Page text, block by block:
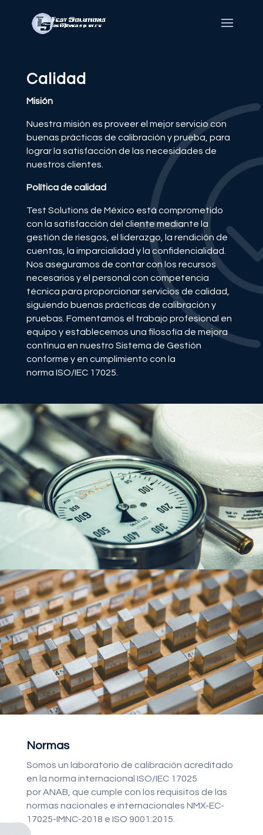
Calidad
Misión
Nuestra misión es proveer el mejor servicio con
buenas prácticas de calibración y prueba, para
lograr la satisfacción de las necesidades de
nuestros clientes.
Política de calidad
Test Solutions de México está comprometido
con la satisfacción del cliente mediante la
gestión de riesgos, el liderazgo, la rendición de
cuentas, la imparcialidad y la confidencialidad.
Nos aseguramos de contar con los recursos
necesarios y el personal con competencia
técnica para proporcionar servicios de calidad,
siguiendo buenas prácticas de calibración y
pruebas. Fomentamos el trabajo profesional en
equipo y establecemos una filosofía de mejora
continua en nuestro Sistema de Gestión
conforme y en cumplimiento con la
norma ISO/IEC 17025.
Normas
Somos un laboratorio de calibración acreditado
en la norma internacional ISO/IEC 17025
por ANAB, que cumple con los requisitos de las
normas nacionales e internacionales NMX-EC-
17025-IMNC-2018 e ISO 9001:2015.